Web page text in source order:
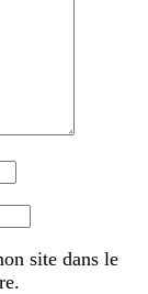
site dans le